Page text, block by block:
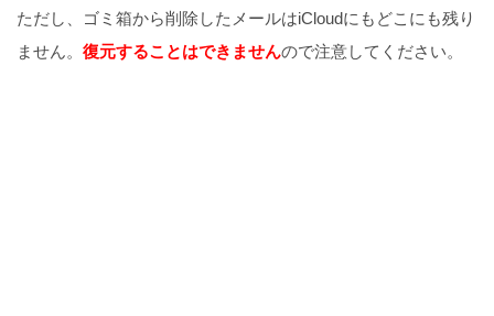
ただし、ゴミ箱から削除したメールはiCloudにもどこにも残り
ません。 復元することはできませんので注意してください。